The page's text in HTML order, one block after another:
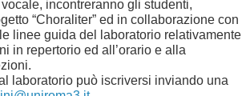
incontreranno gli studenti,
“Choraliter” ed in collaborazione con
linee guida del laboratorio relativamente
in repertorio ed all’orario e alla
laboratorio può iscriversi inviando una